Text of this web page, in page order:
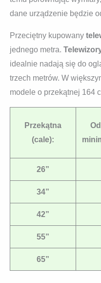
dane urządzenie będzie
Przeciętny kupowany
jednego metra.
idealnie nadają się do
trzech metrów. W
modele o przekątnej 164
Przekątna
(cale):
26”
34”
42”
55”
65”